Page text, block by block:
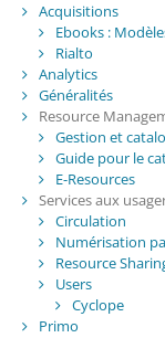
Acquisitions
Ebooks :
Rialto
Analytics
Généralités
Resource
Gestion et
Guide pour le
E-Resources
Services aux
Circulation
Numérisation
Resource
Users
Cyclope
Primo